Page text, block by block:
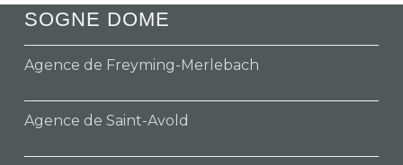
SOGNE DOME
Agence de Freyming-Merlebach
Agence de Saint-Avold